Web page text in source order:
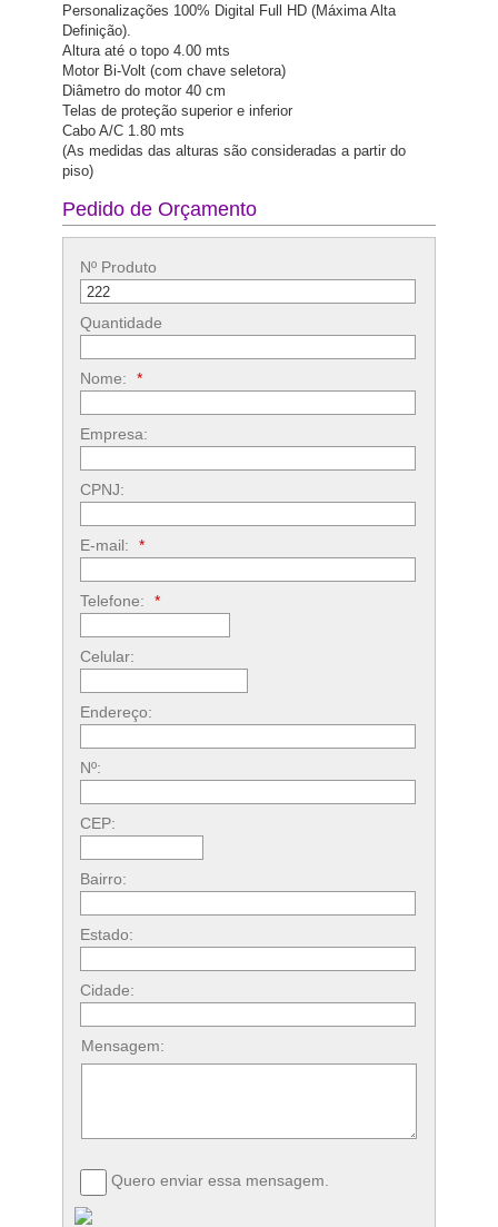
Personalizações 100% Digital Full HD (Máxima Alta
Definição).
Altura até o topo 4.00 mts
Motor Bi-Volt (com chave seletora)
Diâmetro do motor 40 cm
Telas de proteção superior e inferior
Cabo A/C 1.80 mts
(As medidas das alturas são consideradas a partir do
piso)
Pedido de Orçamento
Nº Produto
Quantidade
Nome: *
Empresa:
CPNJ:
E-mail: *
Telefone: *
Celular:
Endereço:
Nº:
CEP:
Bairro:
Estado:
Cidade:
Mensagem:
Quero enviar essa mensagem.